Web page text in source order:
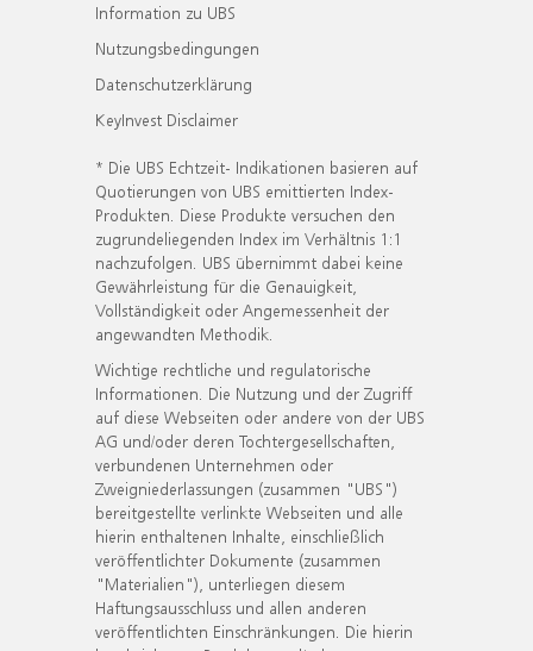
Information zu UBS
Nutzungsbedingungen
Datenschutzerklärung
KeyInvest Disclaimer
* Die UBS Echtzeit- Indikationen basieren auf
Quotierungen von UBS emittierten Index-
Produkten. Diese Produkte versuchen den
zugrundeliegenden Index im Verhältnis 1:1
nachzufolgen. UBS übernimmt dabei keine
Gewährleistung für die Genauigkeit,
Vollständigkeit oder Angemessenheit der
angewandten Methodik.
Wichtige rechtliche und regulatorische
Informationen. Die Nutzung und der Zugriff
auf diese Webseiten oder andere von der UBS
AG und/oder deren Tochtergesellschaften,
verbundenen Unternehmen oder
Zweigniederlassungen (zusammen "UBS")
bereitgestellte verlinkte Webseiten und alle
hierin enthaltenen Inhalte, einschließlich
veröffentlichter Dokumente (zusammen
"Materialien"), unterliegen diesem
Haftungsausschluss und allen anderen
veröffentlichten Einschränkungen. Die hierin